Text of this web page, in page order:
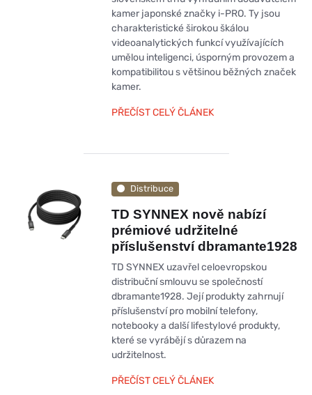
kamer japonské značky i-PRO. Ty jsou
charakteristické širokou škálou
videoanalytických funkcí využívajících
umělou inteligenci, úsporným provozem a
kompatibilitou s většinou běžných značek
kamer.
PŘEČÍST CELÝ ČLÁNEK
Distribuce
TD SYNNEX nově nabízí
prémiové udržitelné
příslušenství dbramante1928
TD SYNNEX uzavřel celoevropskou
distribuční smlouvu se společností
dbramante1928. Její produkty zahrnují
příslušenství pro mobilní telefony,
notebooky a další lifestylové produkty,
které se vyrábějí s důrazem na
udržitelnost.
PŘEČÍST CELÝ ČLÁNEK